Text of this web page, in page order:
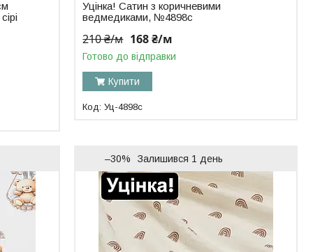
Уцінка! Сатин з коричневими
ведмедиками, №4898с
210 ₴/м 168 ₴/м
Готово до відправки
Купити
Уц-4898с
–30% Залишився 1 день